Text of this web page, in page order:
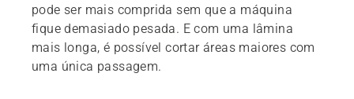
pode ser mais comprida sem que a máquina
fique demasiado pesada. E com uma lâmina
mais longa, é possível cortar áreas maiores com
uma única passagem.